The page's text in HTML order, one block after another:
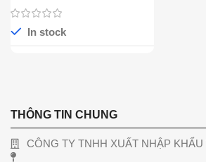
In stock
THÔNG TIN CHUNG
CÔNG TY TNHH XUẤT NHẬP